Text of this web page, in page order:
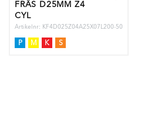
FRÄS D25MM Z4
CYL
Artikelnr: KF4D025Z04A25X07L200-50
P M K S